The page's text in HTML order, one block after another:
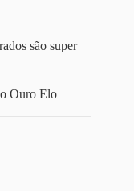
são super
Ouro Elo